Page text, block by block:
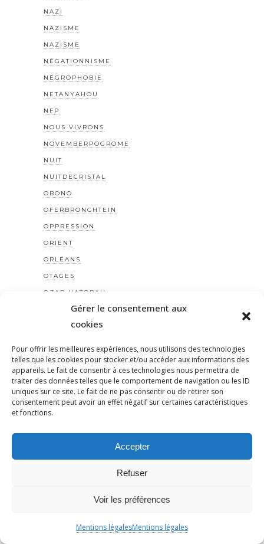
Gérer le consentement aux
cookies
Pour offrir les meilleures expériences, nous utilisons des technologies
telles que les cookies pour stocker et/ou accéder aux informations des
appareils. Le fait de consentir à ces technologies nous permettra de
traiter des données telles que le comportement de navigation ou les ID
uniques sur ce site. Le fait de ne pas consentir ou de retirer son
consentement peut avoir un effet négatif sur certaines caractéristiques
et fonctions.
Accepter
Refuser
Voir les préférences
Mentions légalesMentions légales
NAZI
NAZISME
NAZISME
NÉGATIONNISME
NÉGROPHOBIE
NETANYAHOU
NFP
NOUS VIVRONS
NOVEMBERPOGROME
NUIT
NUITDECRISTAL
OBONO
OFERBRONCHTEIN
OPPRESSION
ORIENT
ORLÉANS
OTAGES
OZAR HATORAH
OZARHATORAH
PALESTINE
PANDÉMIE
PANTHEON
PAP NDIAYE
PEINEDEMORT